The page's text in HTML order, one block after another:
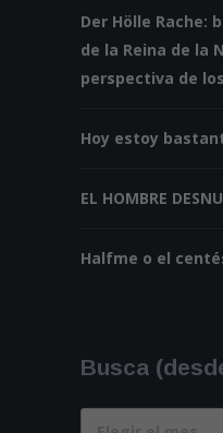
Der Hölle Rache:
de la Reina de la
perspectiva de
Hoy estoy
EL HOMBRE
Halfme o el
Busca